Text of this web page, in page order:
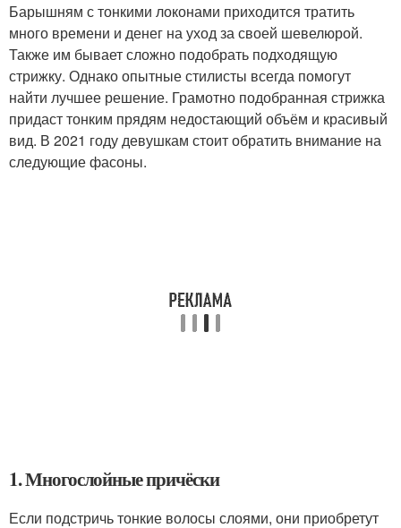
Барышням с тонкими локонами приходится тратить
много времени и денег на уход за своей шевелюрой.
Также им бывает сложно подобрать подходящую
стрижку. Однако опытные стилисты всегда помогут
найти лучшее решение. Грамотно подобранная стрижка
придаст тонким прядям недостающий объём и красивый
вид. В 2021 году девушкам стоит обратить внимание на
следующие фасоны.
1. Многослойные причёски
Если подстричь тонкие волосы слоями, они приобретут